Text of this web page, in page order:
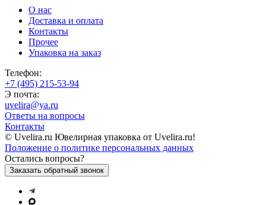
О нас
Доставка и оплата
Контакты
Прочее
Упаковка на заказ
Телефон:
+7 (495) 215-53-94
Э почта:
uvelira@ya.ru
Ответы на вопросы
Контакты
© Uvelira.ru Ювелирная упаковка от Uvelira.ru!
Положение о политике персональных данных
Остались вопросы?
Заказать обратный звонок